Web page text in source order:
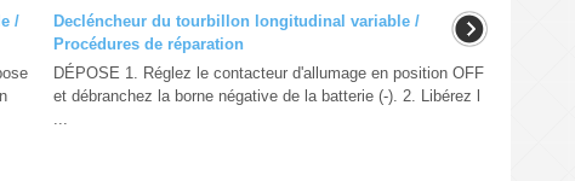
/
Decléncheur du tourbillon longitudinal variable /
Procédures de réparation
DÉPOSE 1. Réglez le contacteur d'allumage en position OFF
et débranchez la borne négative de la batterie (-). 2. Libérez l
...